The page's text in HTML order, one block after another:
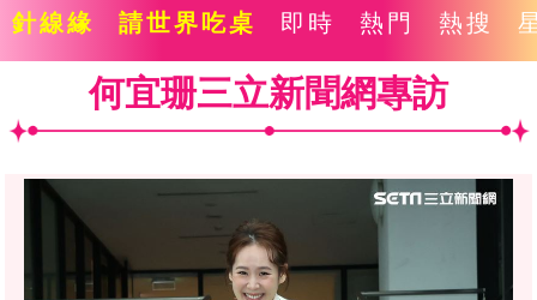
針線緣 請世界吃桌 即時 熱門 熱搜
何宜珊三立新聞網專訪